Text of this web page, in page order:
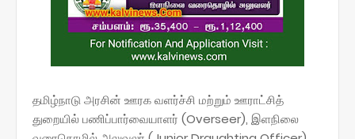
தமிழ்நாடு அரசின் ஊரக வளர்ச்சி மற்றும் ஊராட்சித்
துறையில் பணிப்பார்வையாளர் (Overseer), இளநிலை